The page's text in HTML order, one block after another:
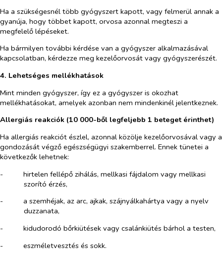
Ha a szükségesnél több gyógyszert kapott, vagy felmerül annak a
gyanúja, hogy többet kapott, orvosa azonnal megteszi a
megfelelő lépéseket.
Ha bármilyen további kérdése van a gyógyszer alkalmazásával
kapcsolatban, kérdezze meg kezelőorvosát vagy gyógyszerészét.
4. Lehetséges mellékhatások
Mint minden gyógyszer, így ez a gyógyszer is okozhat
mellékhatásokat, amelyek azonban nem mindenkinél jelentkeznek.
Allergiás reakciók (10 000-ből legfeljebb 1 beteget érinthet)
Ha allergiás reakciót észlel, azonnal közölje kezelőorvosával vagy a
gondozását végző egészségügyi szakemberrel. Ennek tünetei a
következők lehetnek:
-​
hirtelen fellépő zihálás, mellkasi fájdalom vagy mellkasi
szorító érzés,
-​
a szemhéjak, az arc, ajkak, szájnyálkahártya vagy a nyelv
duzzanata,
-​
kidudorodó bőrkiütések vagy csalánkiütés bárhol a testen,
-​
eszméletvesztés és sokk.